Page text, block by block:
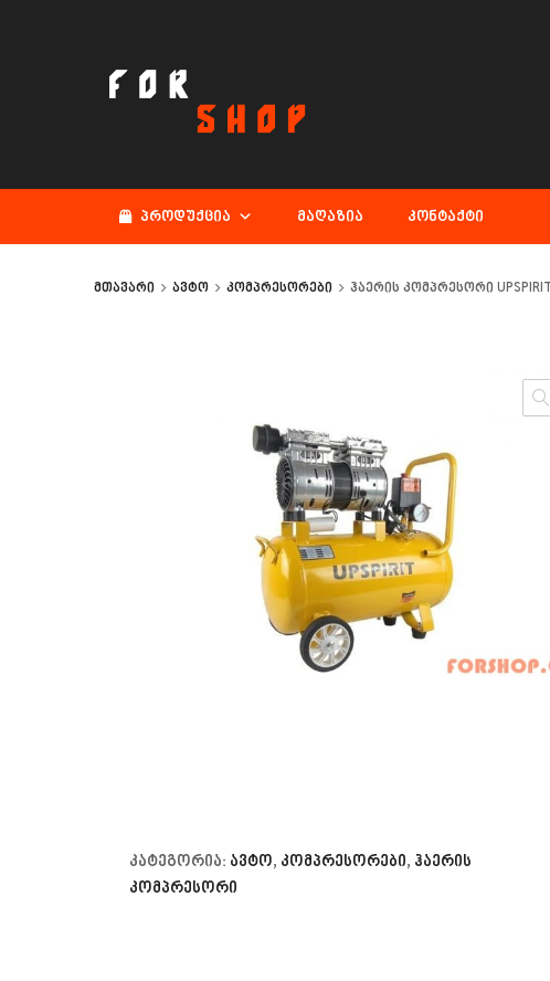
ᲞᲠᲝᲓᲣᲥᲪᲘᲐ ᲛᲐᲦᲐᲖᲘᲐ ᲙᲝᲜᲢᲐᲥᲢᲘ
მთავარი ავტო კომპრესორები ჰაერის კომპრესორი
კატეგორია: ავტო, კომპრესორები, ჰაერის
კომპრესორი